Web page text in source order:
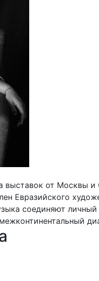
от Москвы
Евразийского
соединяют